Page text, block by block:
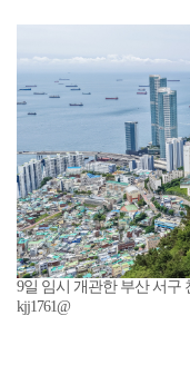
9일 임시 개관한 부산 서구
kjj1761@